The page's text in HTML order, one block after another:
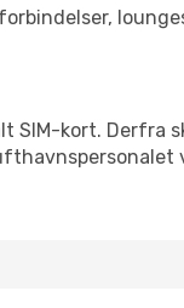
SIM-kort. Derfra